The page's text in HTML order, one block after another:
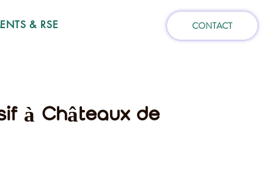
& RSE CONTACT
à Châteaux de